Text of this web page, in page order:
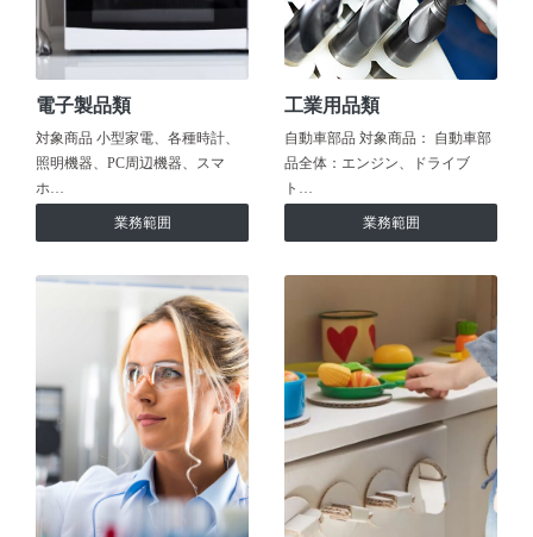
電子製品類
対象商品 小型家電、各種時計、
照明機器、PC周辺機器、スマ
ホ…
業務範囲
工業用品類
自動車部品 対象商品： 自動車部
品全体：エンジン、ドライブ
ト…
業務範囲